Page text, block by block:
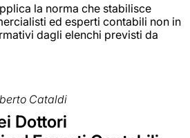
la norma che stabilisce
ed esperti contabili non in
dagli elenchi previsti da
Cataldi
Dottori